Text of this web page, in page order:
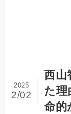
西山
た理
命的
2025
2/02